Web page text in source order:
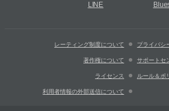
LINE
レーティング制度について プライバシ
著作権について サポートセ
ライセンス ルール＆ポ
利用者情報の外部送信について